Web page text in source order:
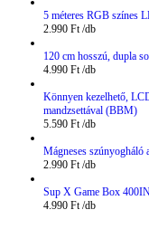
5 méteres RGB színes
2.990 Ft
120 cm hosszú, dupla
4.990 Ft
Könnyen kezelhető,
mandzsettával (BBM)
5.590 Ft
Mágneses szúnyogháló
2.990 Ft
Sup X Game Box
4.990 Ft